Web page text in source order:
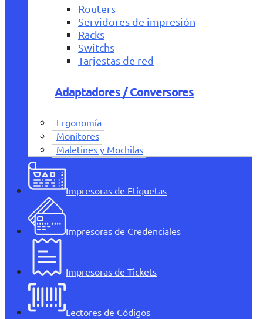
Routers
Servidores de impresión
Racks
Switchs
Tarjestas de red
Adaptadores / Conversores
Ergonomía
Monitores
Maletines y Mochilas
Impresoras de Etiquetas
Impresoras de Credenciales
Impresoras de Tickets
Lectores de Códigos